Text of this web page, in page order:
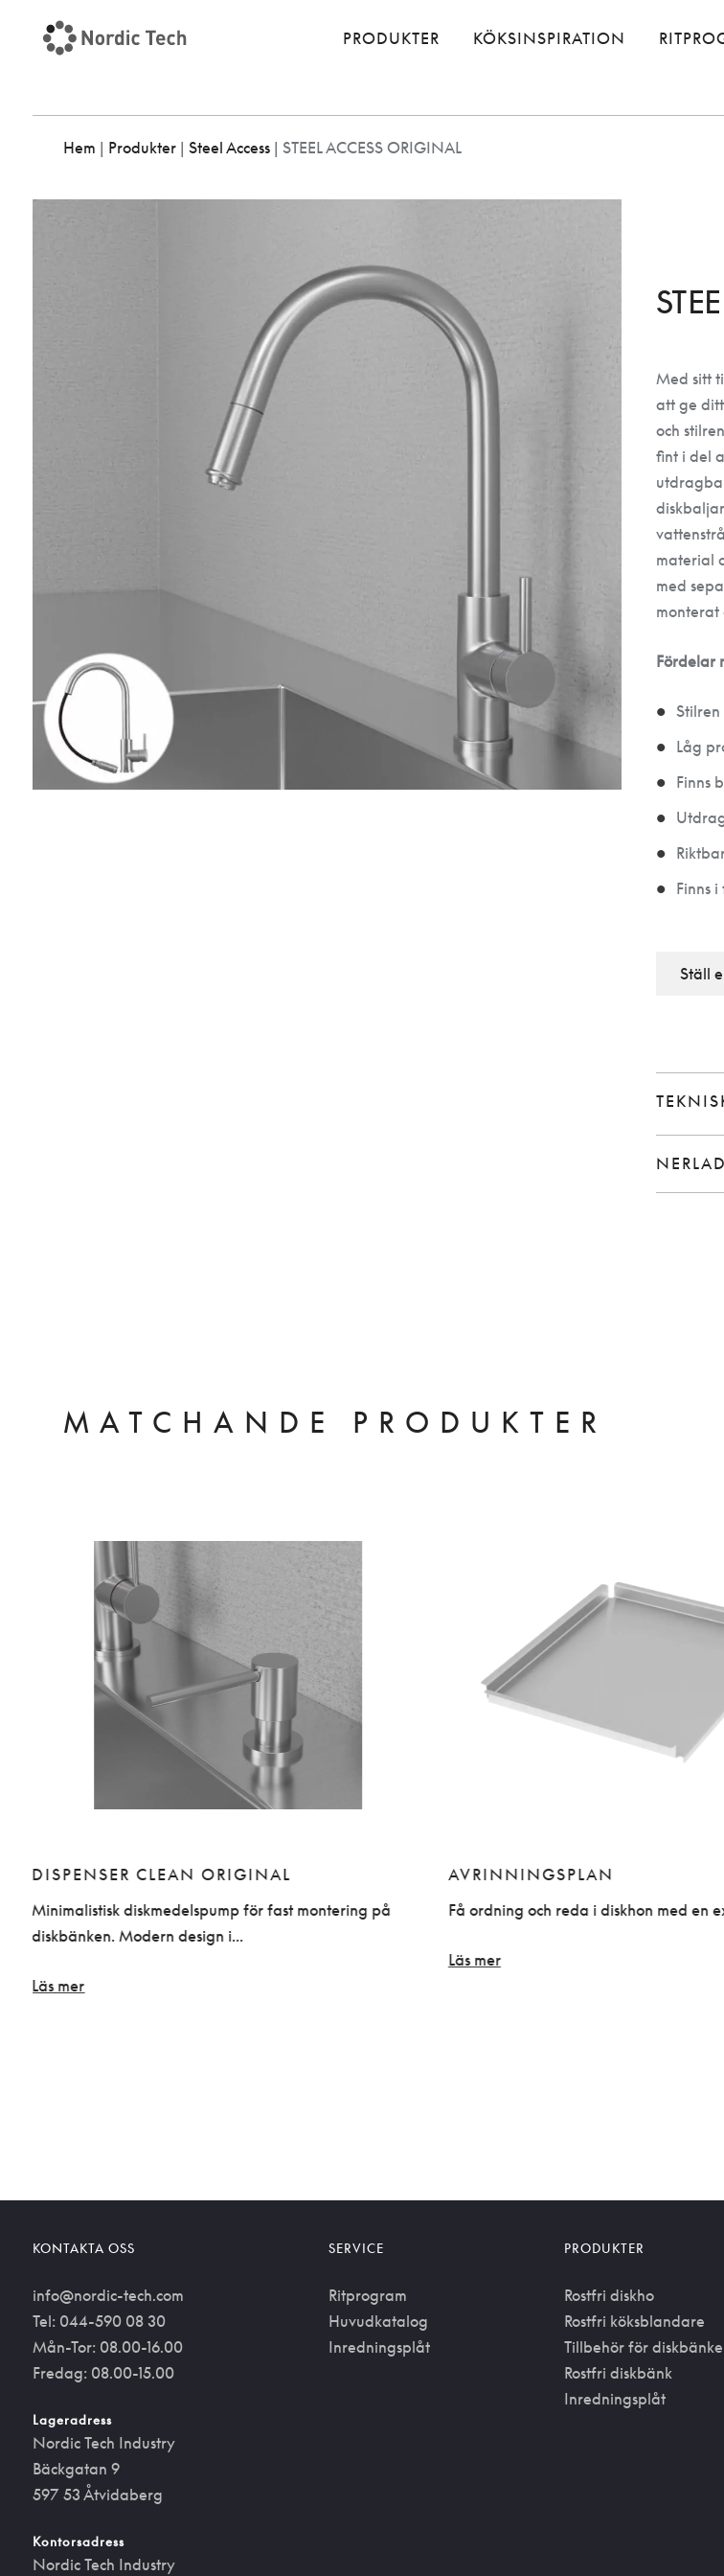
PRODUKTER KÖKSINSPIRATION
Hem | Produkter| Steel Access| STEEL ACCESS ORIGINAL
Med sitt
att ge ditt
och
fint i del
material
med
monterat
Fördelar
Stilren
Låg
Finns
Finns
Ställ
MATCHANDE PRODUKTER
DISPENSER CLEAN ORIGINAL
Minimalistisk diskmedelspump för fast montering på
diskbänken. Modern design i...
Läs mer
AVRINNINGSPLAN
Få ordning och reda i diskhon med en
Läs mer
KONTAKTA OSS
info@nordic-tech.com
Tel: 044-590 08 30
Mån-Tor: 08.00-16.00
Fredag: 08.00-15.00
Lageradress
Nordic Tech Industry
Bäckgatan 9
597 53 Åtvidaberg
Kontorsadress
Nordic Tech Industry
SERVICE
Ritprogram
Huvudkatalog
Inredningsplåt
PRODUKTER
Rostfri diskho
Rostfri köksblandare
Tillbehör för
Rostfri diskbänk
Inredningsplåt